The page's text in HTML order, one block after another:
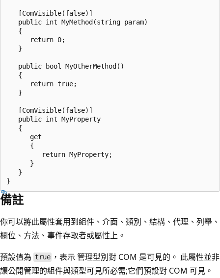
   [ComVisible(false)]
   public int MyMethod(string param)
   {
      return 0;
   }
   public bool MyOtherMethod()
   {
      return true;
   }
   [ComVisible(false)]
   public int MyProperty
   {
      get
      {
         return MyProperty;
      }
   }
備註
你可以將此屬性套用到組件、介面、類別、結構、代理、列舉、
欄位、方法、事件存取者或屬性上。
預設值為 true ，表示 管理型別對 COM 是可見的。 此屬性並非
讓公開管理的組件與類型可見所必需;它們預設對 COM 可見。